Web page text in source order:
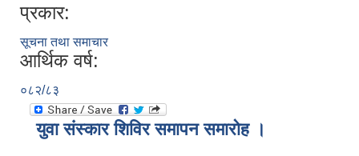
प्रकार:
सूचना तथा समाचार
आर्थिक वर्ष:
०८२/८३
युवा संस्कार शिविर समापन समारोह ।